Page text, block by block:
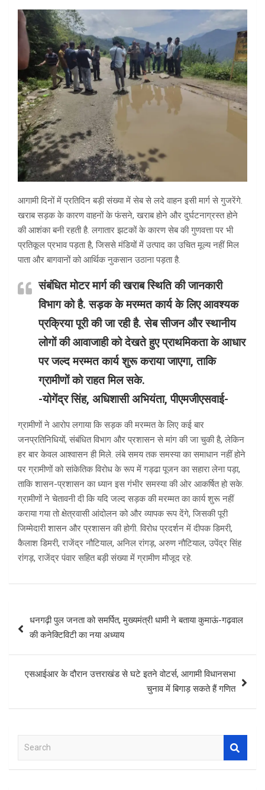
आगामी दिनों में प्रतिदिन बड़ी संख्या में सेब से लदे वाहन इसी मार्ग से गुजरेंगे.
खराब सड़क के कारण वाहनों के फंसने, खराब होने और दुर्घटनाग्रस्त होने
की आशंका बनी रहती है. लगातार झटकों के कारण सेब की गुणवत्ता पर भी
प्रतिकूल प्रभाव पड़ता है, जिससे मंडियों में उत्पाद का उचित मूल्य नहीं मिल
पाता और बागवानों को आर्थिक नुकसान उठाना पड़ता है.
संबंधित मोटर मार्ग की खराब स्थिति की जानकारी
विभाग को है. सड़क के मरम्मत कार्य के लिए आवश्यक
प्रक्रिया पूरी की जा रही है. सेब सीजन और स्थानीय
लोगों की आवाजाही को देखते हुए प्राथमिकता के आधार
पर जल्द मरम्मत कार्य शुरू कराया जाएगा, ताकि
ग्रामीणों को राहत मिल सके.
-योगेंद्र सिंह, अधिशासी अभियंता, पीएमजीएसवाई-
ग्रामीणों ने आरोप लगाया कि सड़क की मरम्मत के लिए कई बार
जनप्रतिनिधियों, संबंधित विभाग और प्रशासन से मांग की जा चुकी है, लेकिन
हर बार केवल आश्वासन ही मिले. लंबे समय तक समस्या का समाधान नहीं होने
पर ग्रामीणों को सांकेतिक विरोध के रूप में गड्ढा पूजन का सहारा लेना पड़ा,
ताकि शासन-प्रशासन का ध्यान इस गंभीर समस्या की ओर आकर्षित हो सके.
ग्रामीणों ने चेतावनी दी कि यदि जल्द सड़क की मरम्मत का कार्य शुरू नहीं
कराया गया तो क्षेत्रवासी आंदोलन को और व्यापक रूप देंगे, जिसकी पूरी
जिम्मेदारी शासन और प्रशासन की होगी. विरोध प्रदर्शन में दीपक डिमरी,
कैलाश डिमरी, राजेंद्र नौटियाल, अनिल रांगड़, अरुण नौटियाल, उपेंद्र सिंह
रांगड़, राजेंद्र पंवार सहित बड़ी संख्या में ग्रामीण मौजूद रहे.
navigation
धनगढ़ी पुल जनता को समर्पित, मुख्यमंत्री धामी ने बताया कुमाऊं-गढ़वाल
की कनेक्टिविटी का नया अध्याय
एसआईआर के दौरान उत्तराखंड से घटे इतने वोटर्स, आगामी विधानसभा
चुनाव में बिगाड़ सकते हैं गणित
a